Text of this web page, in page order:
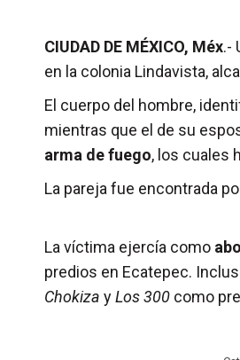
CIUDAD DE MÉXICO, Méx.-
en la colonia Lindavista,
El cuerpo del hombre,
mientras que el de su
arma de fuego, los cuales
La pareja fue encontrada
La víctima ejercía como
predios en Ecatepec.
Chokiza yLos 300 como